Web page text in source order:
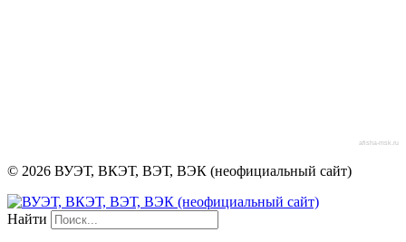
afisha-msk.ru
© 2026 ВУЭТ, ВКЭТ, ВЭТ, ВЭК (неофициальный сайт)
Найти